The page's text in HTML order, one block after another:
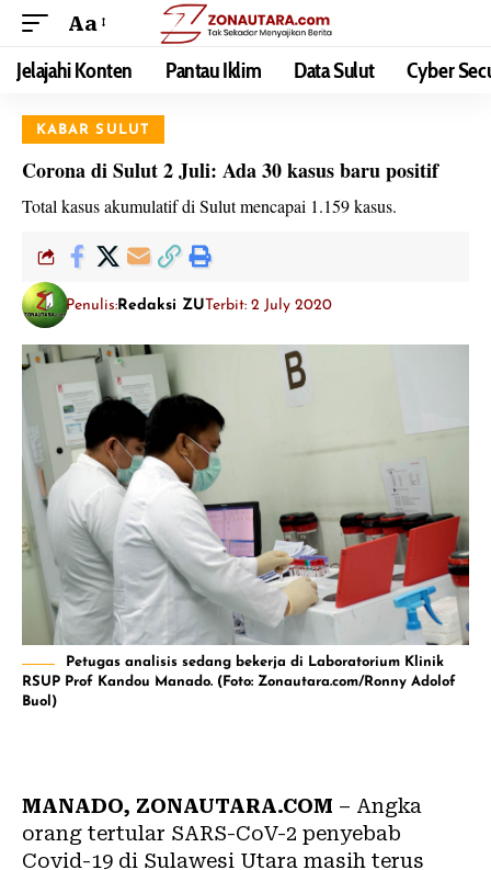
Aa
Jelajahi Konten Pantau Iklim Data Sulut Cyber
KABAR SULUT
Corona di Sulut 2 Juli: Ada 30 kasus baru positif
Total kasus akumulatif di Sulut mencapai 1.159 kasus.
Penulis: Redaksi ZUTerbit: 2 July 2020
Petugas analisis sedang bekerja di Laboratorium Klinik
RSUP Prof Kandou Manado. (Foto: Zonautara.com/Ronny Adolof
Buol)
MANADO, ZONAUTARA.COM – Angka
orang tertular SARS-CoV-2 penyebab
Covid-19 di Sulawesi Utara masih terus